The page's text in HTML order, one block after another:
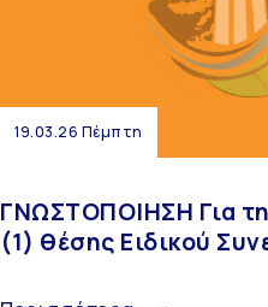
19.03.26 Πέμπτη
ΓΝΩΣΤΟΠΟΙΗΣΗ Για
(1) θέσης Ειδικού